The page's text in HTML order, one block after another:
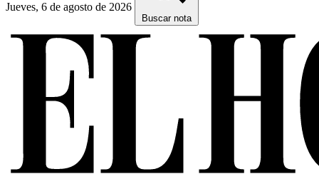
Jueves, 6 de agosto de 2026
Buscar nota